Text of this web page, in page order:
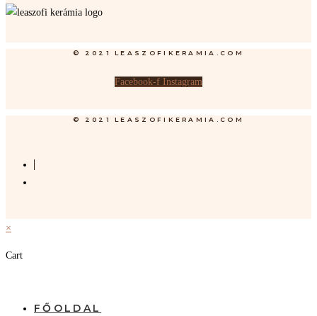
© 2021 LEASZOFIKERAMIA.COM
Facebook-f Instagram
© 2021 LEASZOFIKERAMIA.COM
×
Cart
FŐOLDAL